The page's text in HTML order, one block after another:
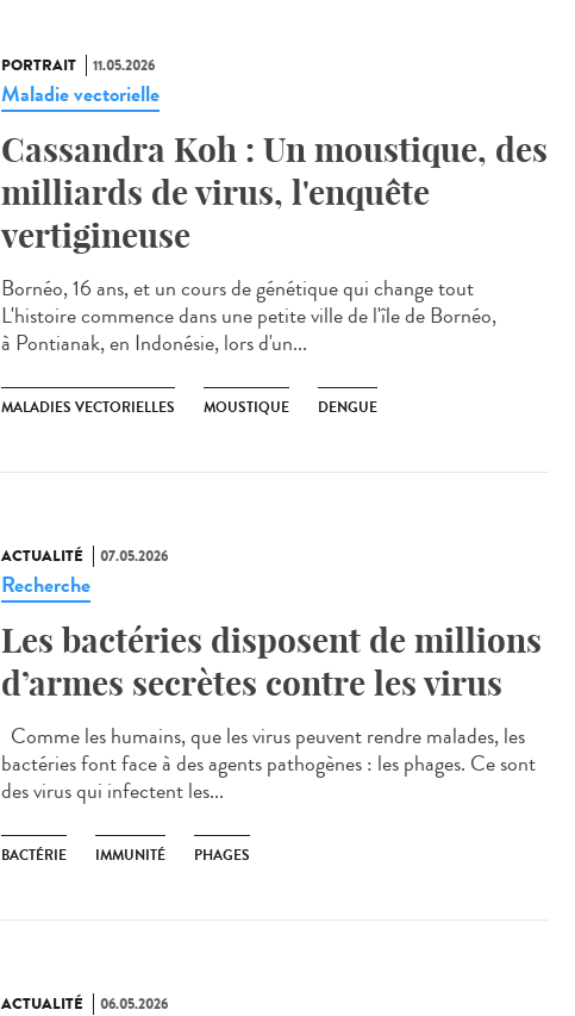
PORTRAIT 11.05.2026
Maladie vectorielle
Cassandra Koh : Un moustique, des
milliards de virus, l'enquête
vertigineuse
Bornéo, 16 ans, et un cours de génétique qui change tout
L'histoire commence dans une petite ville de l'île de Bornéo,
à Pontianak, en Indonésie, lors d'un...
MALADIES VECTORIELLES MOUSTIQUE DENGUE
ACTUALITÉ 07.05.2026
Recherche
Les bactéries disposent de millions
d’armes secrètes contre les virus
Comme les humains, que les virus peuvent rendre malades, les
bactéries font face à des agents pathogènes : les phages. Ce sont
des virus qui infectent les...
BACTÉRIE IMMUNITÉ PHAGES
ACTUALITÉ 06.05.2026